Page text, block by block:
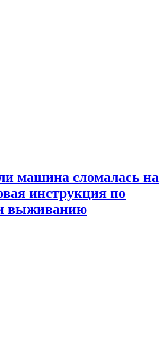
машина сломалась на
инструкция по
и выживанию